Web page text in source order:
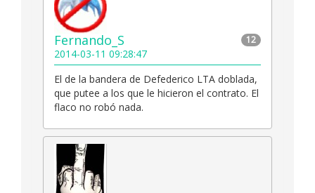
12
Fernando_S
2014-03-11 09:28:47
El de la bandera de Defederico LTA doblada,
que putee a los que le hicieron el contrato. El
flaco no robó nada.